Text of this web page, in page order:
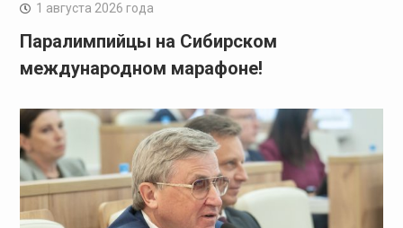
1 августа 2026 года
Паралимпийцы на Сибирском
международном марафоне!